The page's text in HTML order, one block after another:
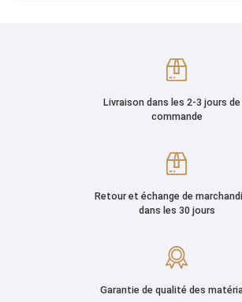
Livraison dans les 2-3 jours de
commande
Retour et échange de
dans les 30 jours
Garantie de qualité des